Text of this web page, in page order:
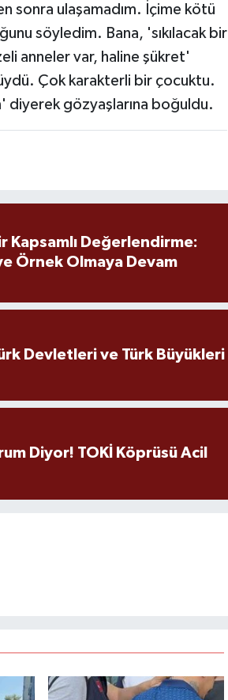
sonra ulaşamadım. İçime kötü
söyledim. Bana, 'sıkılacak bir
anneler var, haline şükret'
Çok karakterli bir çocuktu.
diyerek gözyaşlarına boğuldu.
Kapsamlı Değerlendirme:
Örnek Olmaya Devam
Devletleri ve Türk Büyükleri
Diyor! TOKİ Köprüsü Acil